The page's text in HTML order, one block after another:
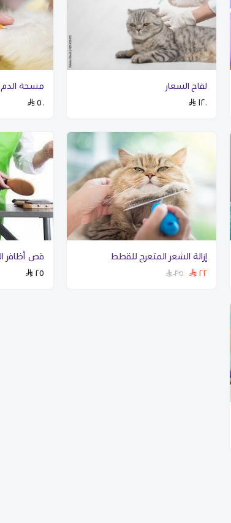
لقاح السعار
١٢٠
مسحة الدم
٥٠
إزالة الشعر المتعرج للقطط
٢٢
٣٥
قص أظافر
٢٥